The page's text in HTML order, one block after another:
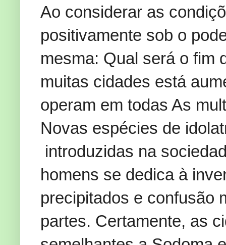
Ao considerar as
positivamente sob o
mesma: Qual será o fim
muitas cidades está
operam em todas As
Novas espécies de
introduzidas na
homens se dedica à
precipitados e confusão
partes. Certamente, as